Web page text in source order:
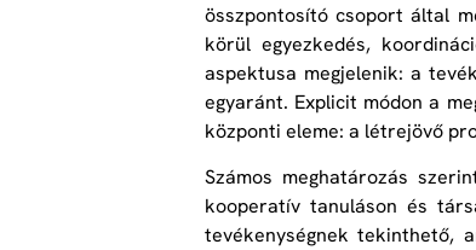
összpontosító csoport által
körül egyezkedés,
aspektusa megjelenik: a
egyaránt. Explicit módon a
központi eleme: a létrejövő
Számos meghatározás
kooperatív tanuláson és
tevékenységnek tekinthető,